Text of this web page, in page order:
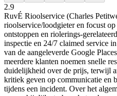
2.9
RuvÉ Rioolservice (Charles
rioolservice/loodgieter en focust
ontstoppen en riolerings-
inspectie en 24/7 claimed service
van de aangeleverde Google
meerdere klanten noemen snelle
duidelijkheid over de prijs, terwijl
kritiek geven op communicatie en
tijdens een incident. Over het